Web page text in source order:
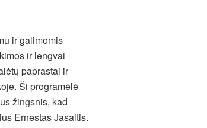
ir galimomis
ir lengvai
paprastai ir
Ši programėlė
žingsnis, kad
Ernestas Jasaitis.